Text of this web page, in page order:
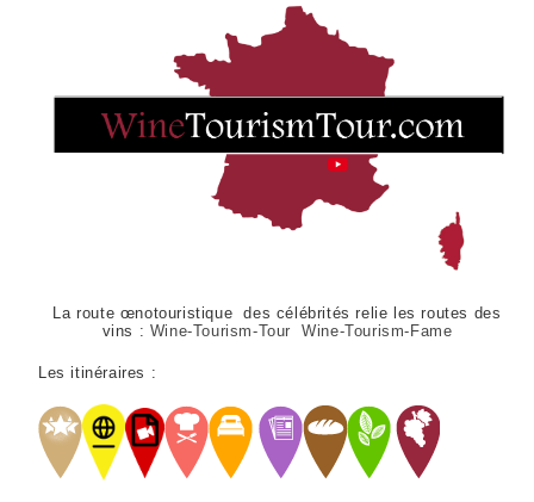
La route œnotouristique des célébrités relie les routes des
vins : Wine-Tourism-Tour Wine-Tourism-Fame
Les itinéraires :